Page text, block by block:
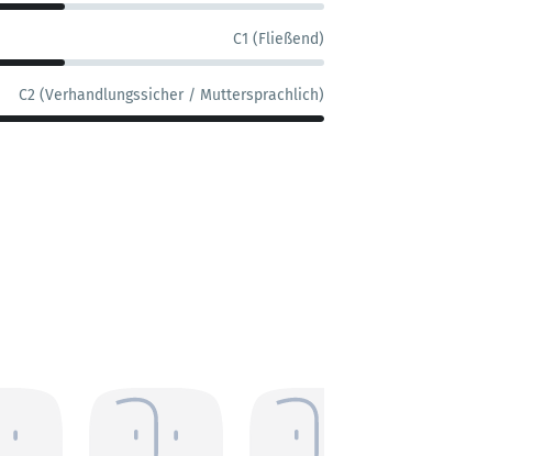
C1 (Fließend)
C2 (Verhandlungssicher / Muttersprachlich)